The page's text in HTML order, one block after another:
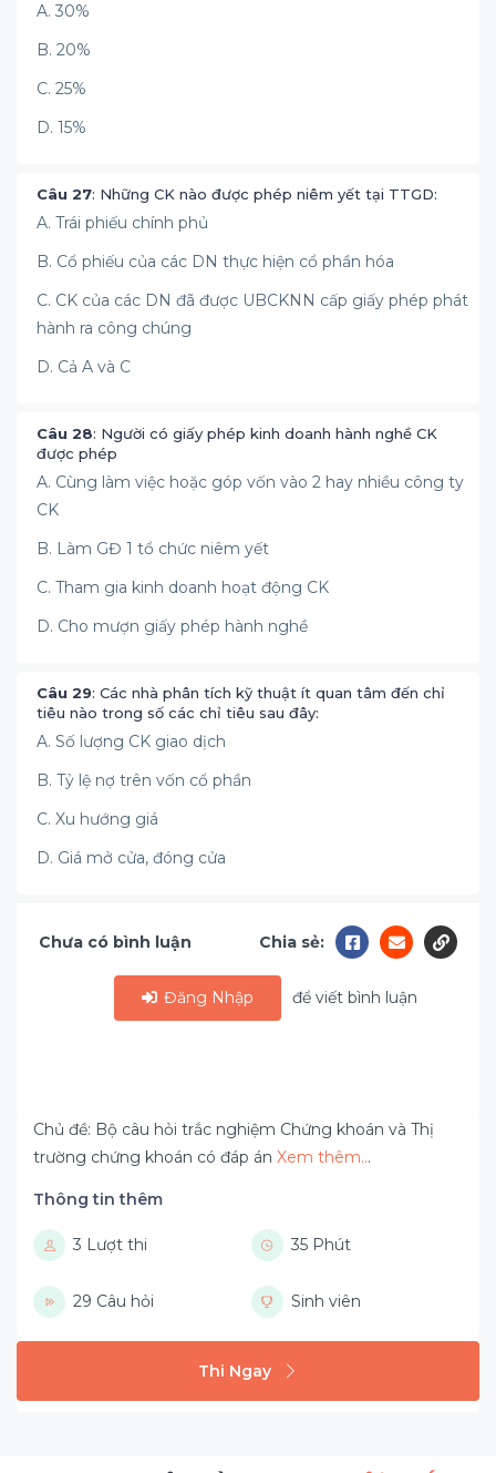
A. 30%
B. 20%
C. 25%
D. 15%
Câu 27: Những CK nào được phép niêm yết tại TTGD:
A. Trái phiếu chính phủ
B. Cổ phiếu của các DN thực hiện cổ phần hóa
C. CK của các DN đã được UBCKNN cấp giấy phép phát
hành ra công chúng
D. Cả A và C
Câu 28: Người có giấy phép kinh doanh hành nghề CK
được phép
A. Cùng làm việc hoặc góp vốn vào 2 hay nhiều công ty
CK
B. Làm GĐ 1 tổ chức niêm yết
C. Tham gia kinh doanh hoạt động CK
D. Cho mượn giấy phép hành nghề
Câu 29: Các nhà phân tích kỹ thuật ít quan tâm đến chỉ
tiêu nào trong số các chỉ tiêu sau đây:
A. Số lượng CK giao dịch
B. Tỷ lệ nợ trên vốn cổ phần
C. Xu hướng giá
D. Giá mở cửa, đóng cửa
Chưa có bình luận Chia sẻ:
Đăng Nhập để viết bình luận
Chủ đề: Bộ câu hỏi trắc nghiệm Chứng khoán và Thị
trường chứng khoán có đáp án Xem thêm...
Thông tin thêm
3 Lượt thi 35 Phút
29 Câu hỏi Sinh viên
Thi Ngay